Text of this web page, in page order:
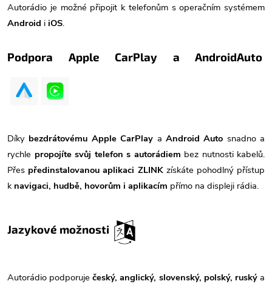
Autorádio je možné připojit k telefonům s operačním systémem
Android i iOS.
Podpora Apple CarPlay a AndroidAuto
Díky bezdrátovému Apple CarPlay a Android Auto snadno a
rychle propojíte svůj telefon s autorádiem bez nutnosti kabelů.
Přes předinstalovanou aplikaci ZLINKzískáte pohodlný přístup
k navigaci, hudbě, hovorům i aplikacím přímo na displeji rádia.
Jazykové možnosti
Autorádio podporuje český, anglický, slovenský, polský, ruský a